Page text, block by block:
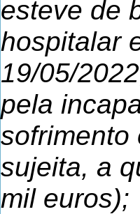
esteve de
hospitalar
19/05/
pela
sofrimento
sujeita, a
mil euros);